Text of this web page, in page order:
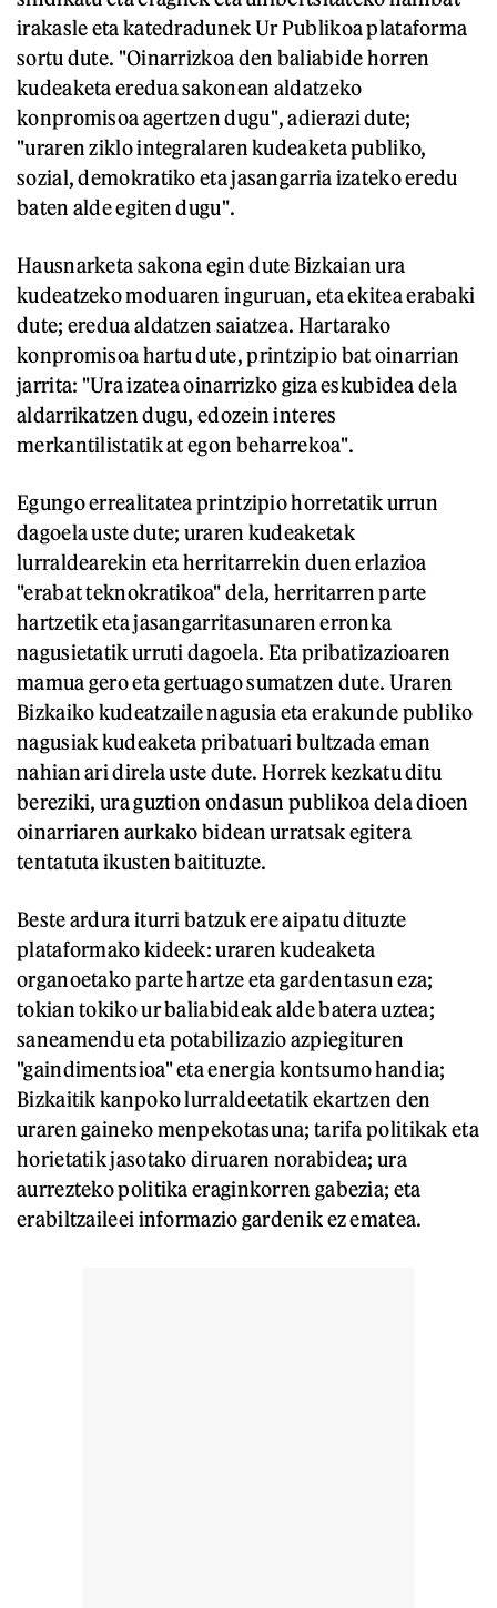
irakasle eta katedradunek Ur Publikoa plataforma
sortu dute. "Oinarrizkoa den baliabide horren
kudeaketa eredua sakonean aldatzeko
konpromisoa agertzen dugu", adierazi dute;
"uraren ziklo integralaren kudeaketa publiko,
sozial, demokratiko eta jasangarria izateko eredu
baten alde egiten dugu".
Hausnarketa sakona egin dute Bizkaian ura
kudeatzeko moduaren inguruan, eta ekitea erabaki
dute; eredua aldatzen saiatzea. Hartarako
konpromisoa hartu dute, printzipio bat oinarrian
jarrita: "Ura izatea oinarrizko giza eskubidea dela
aldarrikatzen dugu, edozein interes
merkantilistatik at egon beharrekoa".
Egungo errealitatea printzipio horretatik urrun
dagoela uste dute; uraren kudeaketak
lurraldearekin eta herritarrekin duen erlazioa
"erabat teknokratikoa" dela, herritarren parte
hartzetik eta jasangarritasunaren erronka
nagusietatik urruti dagoela. Eta pribatizazioaren
mamua gero eta gertuago sumatzen dute. Uraren
Bizkaiko kudeatzaile nagusia eta erakunde publiko
nagusiak kudeaketa pribatuari bultzada eman
nahian ari direla uste dute. Horrek kezkatu ditu
bereziki, ura guztion ondasun publikoa dela dioen
oinarriaren aurkako bidean urratsak egitera
tentatuta ikusten baitituzte.
Beste ardura iturri batzuk ere aipatu dituzte
plataformako kideek: uraren kudeaketa
organoetako parte hartze eta gardentasun eza;
tokian tokiko ur baliabideak alde batera uztea;
saneamendu eta potabilizazio azpiegituren
"gaindimentsioa" eta energia kontsumo handia;
Bizkaitik kanpoko lurraldeetatik ekartzen den
uraren gaineko menpekotasuna; tarifa politikak eta
horietatik jasotako diruaren norabidea; ura
aurrezteko politika eraginkorren gabezia; eta
erabiltzaileei informazio gardenik ez ematea.